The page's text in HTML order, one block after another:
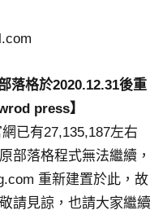
落格於2020.12.31後重
press】
已有27,135,187左右
部落格程式無法繼續，
重新建置於此，故
請見諒，也請大家繼續